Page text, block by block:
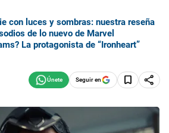
con luces y sombras: nuestra reseña
de lo nuevo de Marvel
La protagonista de “Ironheart”
Seguir en